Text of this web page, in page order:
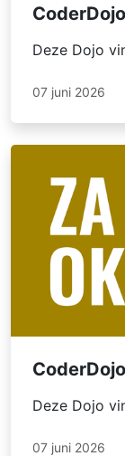
Deze Dojo
07 juni 2026
Deze Dojo
07 juni 2026